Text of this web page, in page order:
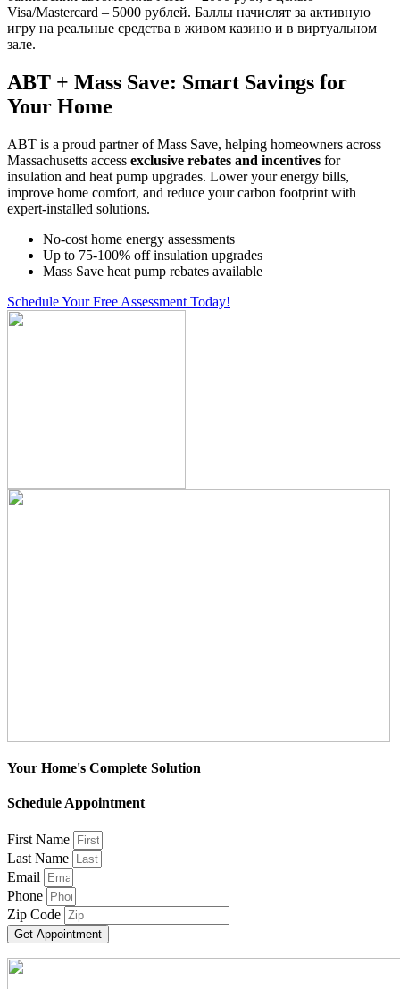
Visa/Mastercard – 5000 рублей. Баллы начислят за активную
игру на реальные средства в живом казино и в виртуальном
зале.
ABT + Mass Save: Smart Savings for
Your Home
ABT is a proud partner of Mass Save, helping homeowners across
Massachusetts access exclusive rebates and incentives for
insulation and heat pump upgrades. Lower your energy bills,
improve home comfort, and reduce your carbon footprint with
expert-installed solutions.
No-cost home energy assessments
Up to 75-100% off insulation upgrades
Mass Save heat pump rebates available
Schedule Your Free Assessment Today!
Your Home's Complete Solution
Schedule Appointment
First Name
Last Name
Email
Phone
Zip Code
Get Appointment